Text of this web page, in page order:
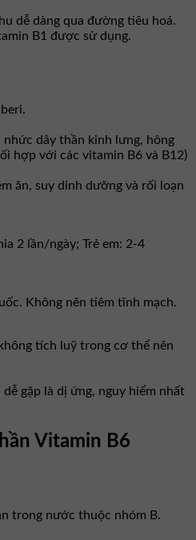
dễ dàng qua đường tiêu hoá.
B1 được sử dụng.
dây thần kinh lưng, hông
hợp với các vitamin B6 và B12)
ăn, suy dinh dưỡng và rối loạn
2 lần/ngày; Trẻ em: 2-4
Không nên tiêm tĩnh mạch.
tích luỹ trong cơ thể nên
gặp là dị ứng, nguy hiểm nhất
Vitamin B6
trong nước thuộc nhóm B.